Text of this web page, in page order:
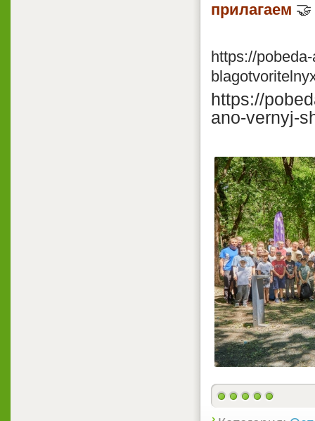
прилагаем 🤝
https://
https://
ano-vernyj-